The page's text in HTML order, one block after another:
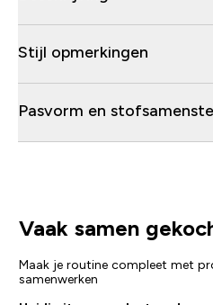
Stijl opmerkingen
Pasvorm en
Vaak samen
Maak je routine compleet met
samenwerken